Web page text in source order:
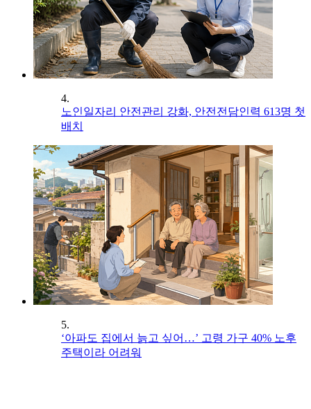
4.
노인일자리 안전관리 강화, 안전전담인력 613명 첫
배치
5.
‘아파도 집에서 늙고 싶어…’ 고령 가구 40% 노후
주택이라 어려워